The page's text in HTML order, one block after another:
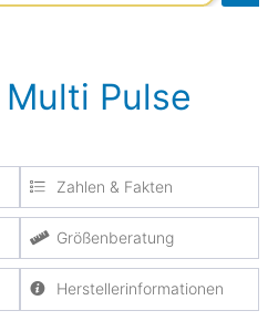
Pulse
Zahlen & Fakten
Größenberatung
Herstellerinformationen